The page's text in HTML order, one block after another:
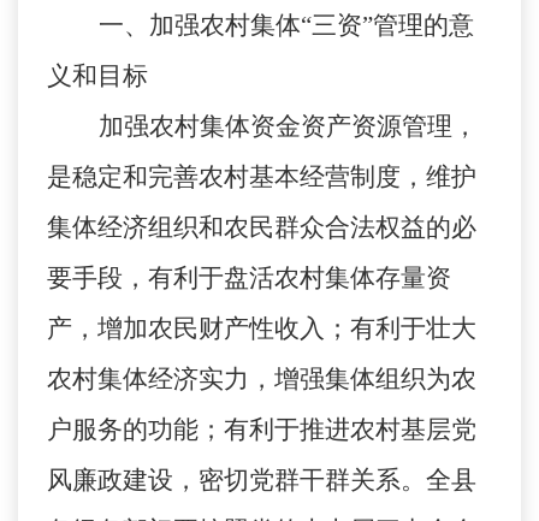
一、加强农村集体“三资”管理的意
义和目标
加强农村集体资金资产资源管理，
是稳定和完善农村基本经营制度，维护
集体经济组织和农民群众合法权益的必
要手段，有利于盘活农村集体存量资
产，增加农民财产性收入；有利于壮大
农村集体经济实力，增强集体组织为农
户服务的功能；有利于推进农村基层党
风廉政建设，密切党群干群关系。全县